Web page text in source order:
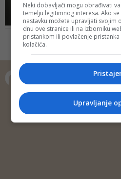
Copyright © 2014
Kontakt
O
Neki dobavljači mogu obrađivati
temelju legitimnog interesa. Ako se
nastavku možete upravljati svojim
dnu ove stranice ili na izborniku
pristankom ili povlačenje
kolačića.
Upravljanje